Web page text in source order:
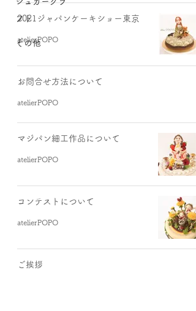
その他
フト
その他
2021ジャパンケーキショー東京
atelierPOPO
お問合せ方法について
atelierPOPO
マジパン細工作品について
atelierPOPO
コンテストについて
atelierPOPO
ご挨拶